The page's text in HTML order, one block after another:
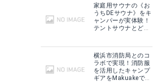
家庭用サウナの《お
うちDEサウナ》をキ
ャンパーが実体験！
テントサウナとどこ
横浜市消防局とのコ
ラボで実現！消防服
を活用したキャンプ
ギアをMakuakeで予